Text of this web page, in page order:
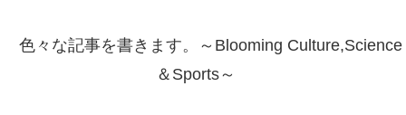
色々な記事を書きます。～Blooming Culture,Science
＆Sports～